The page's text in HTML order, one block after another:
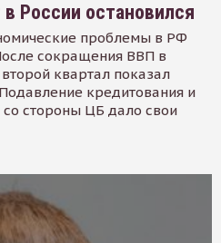
России остановился
проблемы в РФ
сокращения ВВП в
квартал показал
кредитования и
со стороны ЦБ дало свои